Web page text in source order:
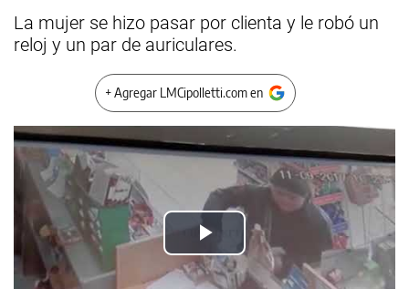
La mujer se hizo pasar por clienta y le robó un
reloj y un par de auriculares.
+ Agregar LMCipolletti.com en
Play